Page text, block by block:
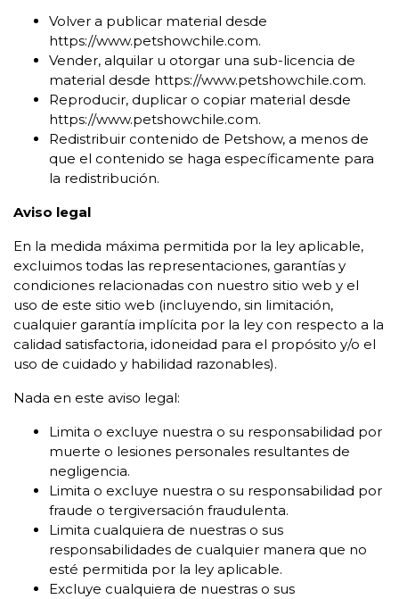
Volver a publicar material desde
https://www.petshowchile.com.
Vender, alquilar u otorgar una sub-licencia de
material desde https://www.petshowchile.com.
Reproducir, duplicar o copiar material desde
https://www.petshowchile.com.
Redistribuir contenido de Petshow, a menos de
que el contenido se haga específicamente para
la redistribución.
Aviso legal
En la medida máxima permitida por la ley aplicable,
excluimos todas las representaciones, garantías y
condiciones relacionadas con nuestro sitio web y el
uso de este sitio web (incluyendo, sin limitación,
cualquier garantía implícita por la ley con respecto a la
calidad satisfactoria, idoneidad para el propósito y/o el
uso de cuidado y habilidad razonables).
Nada en este aviso legal:
Limita o excluye nuestra o su responsabilidad por
muerte o lesiones personales resultantes de
negligencia.
Limita o excluye nuestra o su responsabilidad por
fraude o tergiversación fraudulenta.
Limita cualquiera de nuestras o sus
responsabilidades de cualquier manera que no
esté permitida por la ley aplicable.
Excluye cualquiera de nuestras o sus